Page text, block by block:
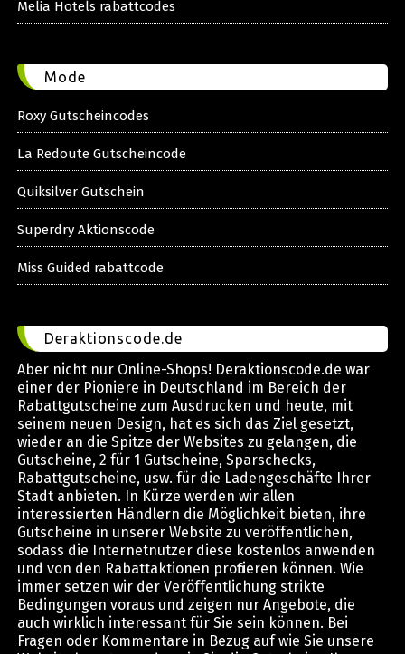
Melia Hotels rabattcodes
Mode
Roxy Gutscheincodes
La Redoute Gutscheincode
Quiksilver Gutschein
Superdry Aktionscode
Miss Guided rabattcode
Deraktionscode.de
Aber nicht nur Online-Shops! Deraktionscode.de war
einer der Pioniere in Deutschland im Bereich der
Rabattgutscheine zum Ausdrucken und heute, mit
seinem neuen Design, hat es sich das Ziel gesetzt,
wieder an die Spitze der Websites zu gelangen, die
Gutscheine, 2 für 1 Gutscheine, Sparschecks,
Rabattgutscheine, usw. für die Ladengeschäfte Ihrer
Stadt anbieten. In Kürze werden wir allen
interessierten Händlern die Möglichkeit bieten, ihre
Gutscheine in unserer Website zu veröffentlichen,
sodass die Internetnutzer diese kostenlos anwenden
und von den Rabattaktionen profitieren können. Wie
immer setzen wir der Veröffentlichung strikte
Bedingungen voraus und zeigen nur Angebote, die
auch wirklich interessant für Sie sein können. Bei
Fragen oder Kommentare in Bezug auf wie Sie unsere